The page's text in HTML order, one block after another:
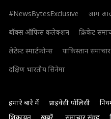
#NewsBytesExclusive
आम
बॉक्स ऑफिस कलेक्शन
क्रिकेट
लेटेस्ट स्मार्टफोन्स
पाकिस्तान समाचार
दक्षिण भारतीय सिनेमा
हमारे बारे में प्राइवेसी पॉलिसी